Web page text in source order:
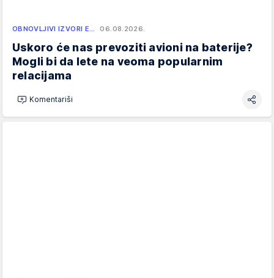
OBNOVLJIVI IZVORI E… 06.08.2026.
Uskoro će nas prevoziti avioni na baterije?
Mogli bi da lete na veoma popularnim
relacijama
Komentariši